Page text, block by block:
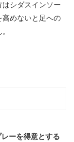
シダスインソー
高めないと足への
ーを得意とする